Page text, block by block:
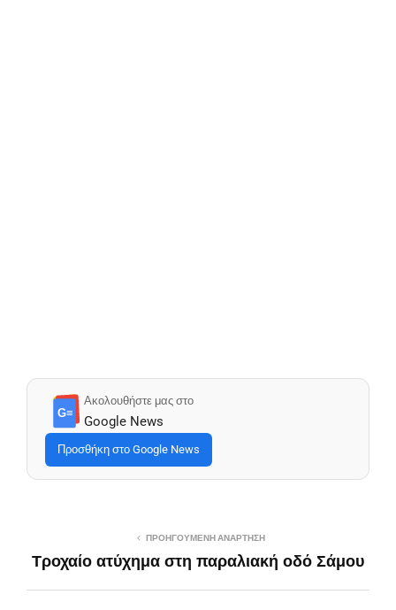
G≡
Ακολουθήστε μας στο
Google News
Προσθήκη στο Google News
ΠΡΟΗΓΟΎΜΕΝΗ ΑΝΆΡΤΗΣΗ
Τροχαίο ατύχημα στη παραλιακή οδό Σάμου